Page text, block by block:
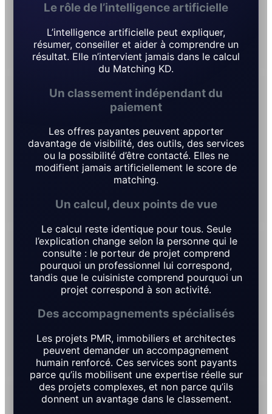
Le rôle de l’intelligence artificielle
L’intelligence artificielle peut expliquer,
résumer, conseiller et aider à comprendre un
résultat. Elle n’intervient jamais dans le calcul
du Matching KD.
Un classement indépendant du
paiement
Les offres payantes peuvent apporter
davantage de visibilité, des outils, des services
ou la possibilité d’être contacté. Elles ne
modifient jamais artificiellement le score de
matching.
Un calcul, deux points de vue
Le calcul reste identique pour tous. Seule
l’explication change selon la personne qui le
consulte : le porteur de projet comprend
pourquoi un professionnel lui correspond,
tandis que le cuisiniste comprend pourquoi un
projet correspond à son activité.
Des accompagnements spécialisés
Les projets PMR, immobiliers et architectes
peuvent demander un accompagnement
humain renforcé. Ces services sont payants
parce qu’ils mobilisent une expertise réelle sur
des projets complexes, et non parce qu’ils
donnent un avantage dans le classement.